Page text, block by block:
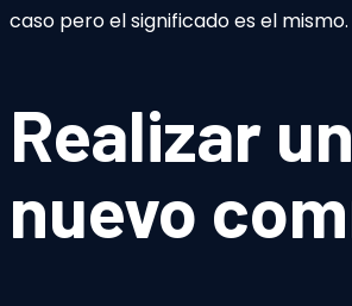
caso pero el significado es el mismo.
Realizar un
nuevo